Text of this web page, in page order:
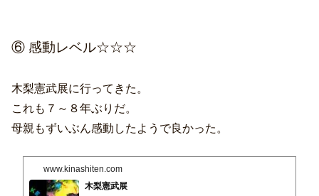
⑥ 感動レベル☆☆☆
木梨憲武展に行ってきた。
これも７～８年ぶりだ。
母親もずいぶん感動したようで良かった。
www.kinashiten.com
木梨憲武展